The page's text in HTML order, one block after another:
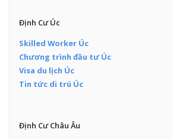
Định Cư Úc
Skilled Worker Úc
Chương trình đầu tư Úc
Visa du lịch Úc
Tin tức di trú Úc
Định Cư Châu Âu